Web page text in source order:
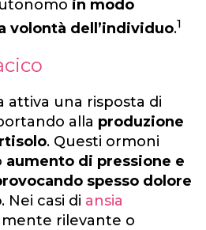
in modo
volontà dell’individuo.1
attiva una risposta di
alla produzione
. Questi ormoni
aumento di pressione e
spesso dolore
. Nei casi di ansia
rilevante o